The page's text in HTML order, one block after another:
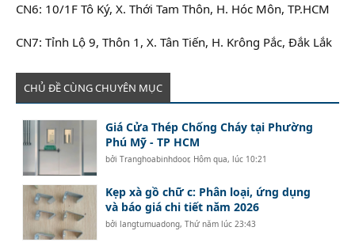
CN6: 10/1F Tô Ký, X. Thới Tam Thôn, H. Hóc Môn, TP.HCM
CN7: Tỉnh Lộ 9, Thôn 1, X. Tân Tiến, H. Krông Pắc, Đắk Lắk
CHỦ ĐỀ CÙNG CHUYÊN MỤC
Giá Cửa Thép Chống Cháy tại Phường
Phú Mỹ - TP HCM
bởiTranghoabinhdoor, Hôm qua, lúc 10:21
Kẹp xà gồ chữ c: Phân loại, ứng dụng
và báo giá chi tiết năm 2026
bởilangtumuadong,Thứ năm lúc 23:43